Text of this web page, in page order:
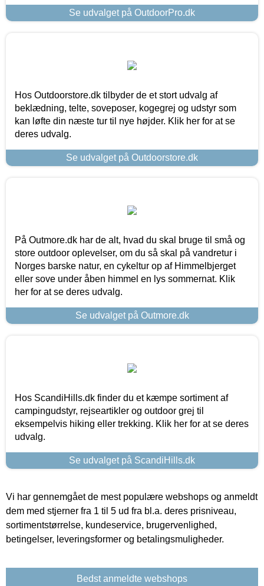
Se udvalget på OutdoorPro.dk
Hos Outdoorstore.dk tilbyder de et stort udvalg af
beklædning, telte, soveposer, kogegrej og udstyr som
kan løfte din næste tur til nye højder. Klik her for at se
deres udvalg.
Se udvalget på Outdoorstore.dk
På Outmore.dk har de alt, hvad du skal bruge til små og
store outdoor oplevelser, om du så skal på vandretur i
Norges barske natur, en cykeltur op af Himmelbjerget
eller sove under åben himmel en lys sommernat. Klik
her for at se deres udvalg.
Se udvalget på Outmore.dk
Hos ScandiHills.dk finder du et kæmpe sortiment af
campingudstyr, rejseartikler og outdoor grej til
eksempelvis hiking eller trekking. Klik her for at se deres
udvalg.
Se udvalget på ScandiHills.dk
Vi har gennemgået de mest populære webshops og anmeldt
dem med stjerner fra 1 til 5 ud fra bl.a. deres prisniveau,
sortimentstørrelse, kundeservice, brugervenlighed,
betingelser, leveringsformer og betalingsmuligheder.
Bedst anmeldte webshops